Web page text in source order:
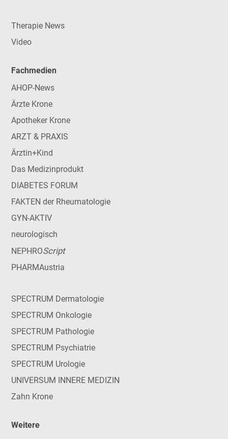
Therapie News
Video
Fachmedien
AHOP-News
Ärzte Krone
Apotheker Krone
ARZT & PRAXIS
Ärztin+Kind
Das Medizinprodukt
DIABETES FORUM
FAKTEN der Rheumatologie
GYN-AKTIV
neurologisch
NEPHROScript
PHARMAustria
SPECTRUM Dermatologie
SPECTRUM Onkologie
SPECTRUM Pathologie
SPECTRUM Psychiatrie
SPECTRUM Urologie
UNIVERSUM INNERE MEDIZIN
Zahn Krone
Weitere